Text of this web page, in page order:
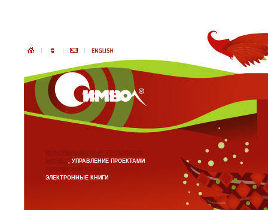
ИНФОРМАЦИОННЫЕ ТЕХНОЛОГИИ
БИЗНЕС, УПРАВЛЕНИЕ ПРОЕКТАМИ
АНГЛИЙСКИЙ ЯЗЫК
ЭЛЕКТРОННЫЕ КНИГИ